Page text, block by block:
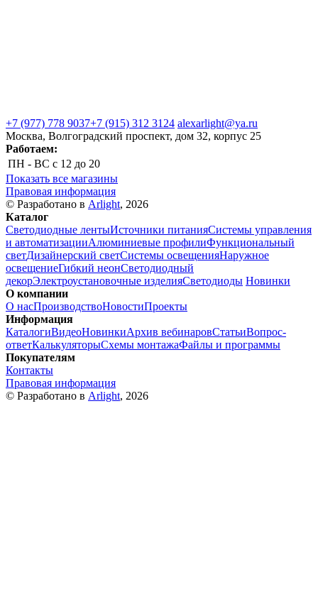
+7 (977) 778 9037+7 (915) 312 3124 alexarlight@ya.ru
Москва, Волгоградский проспект, дом 32, корпус 25
Работаем:
ПН - ВС с 12 до 20
Показать все магазины
Правовая информация
© Разработано в Arlight, 2026
Каталог
Светодиодные лентыИсточники питанияСистемы управления
и автоматизацииАлюминиевые профилиФункциональный
светДизайнерский светСистемы освещенияНаружное
освещениеГибкий неонСветодиодный
декорЭлектроустановочные изделияСветодиоды Новинки
О компании
О насПроизводствоНовостиПроекты
Информация
КаталогиВидеоНовинкиАрхив вебинаровСтатьиВопрос-
ответКалькуляторыСхемы монтажаФайлы и программы
Покупателям
Контакты
Правовая информация
© Разработано в Arlight, 2026